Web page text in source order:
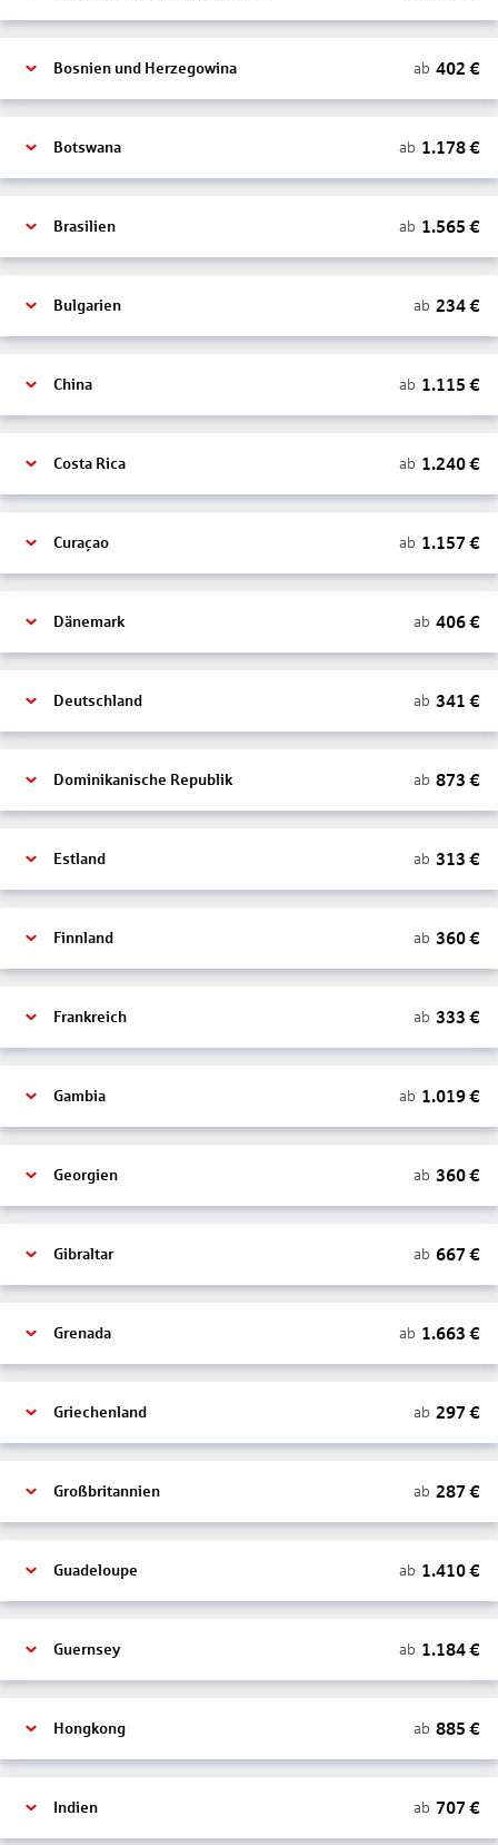
Bosnien und Herzegowina ab 402 €
Botswana ab 1.178€
Brasilien ab 1.565 €
Bulgarien ab 234€
China ab 1.115 €
Costa Rica ab 1.240€
Curaçao ab 1.157 €
Dänemark ab 406€
Deutschland ab 341 €
Dominikanische Republik ab 873 €
Estland ab 313 €
Finnland ab 360€
Frankreich ab 333 €
Gambia ab 1.019€
Georgien ab 360€
Gibraltar ab 667 €
Grenada ab 1.663 €
Griechenland ab 297 €
Großbritannien ab 287 €
Guadeloupe ab 1.410€
Guernsey ab 1.184€
Hongkong ab 885 €
Indien ab 707 €